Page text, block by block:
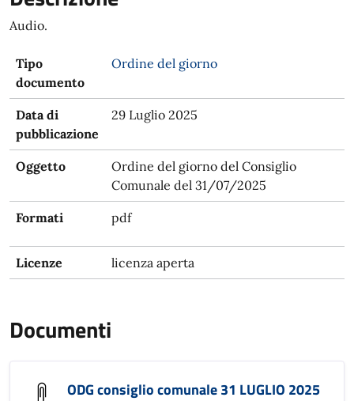
Audio.
Tipo
documento
Ordine del giorno
Data di
pubblicazione
29 Luglio 2025
Oggetto
Ordine del giorno del Consiglio
Comunale del 31/07/2025
Formati pdf
Licenze licenza aperta
Documenti
ODG consiglio comunale 31 LUGLIO 2025